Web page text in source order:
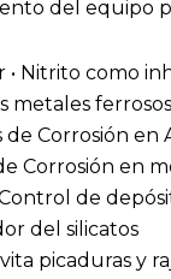
del equipo
Nitrito como
metales
Corrosión en
Corrosión en
de
del silicatos
picaduras y